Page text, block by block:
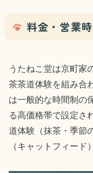
料金・営業
うたねこ堂は京町家
茶茶道体験を組み合
は一般的な時間制の
る高価格帯で設定さ
道体験（抹茶・季節
（キャットフィード